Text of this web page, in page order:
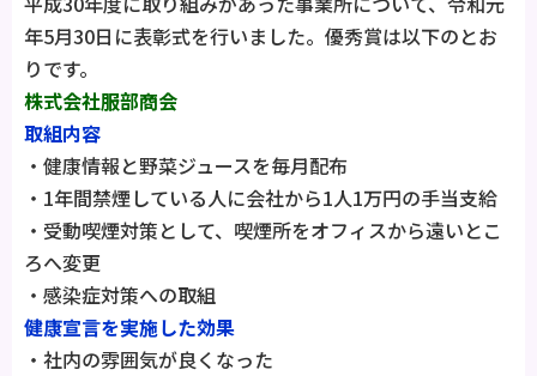
年5月30日に表彰式を行いました。優秀賞は以下のとお
りです。
株式会社服部商会
取組内容
・健康情報と野菜ジュースを毎月配布
・1年間禁煙している人に会社から1人1万円の手当支給
・受動喫煙対策として、喫煙所をオフィスから遠いとこ
ろへ変更
・感染症対策への取組
健康宣言を実施した効果
・社内の雰囲気が良くなった